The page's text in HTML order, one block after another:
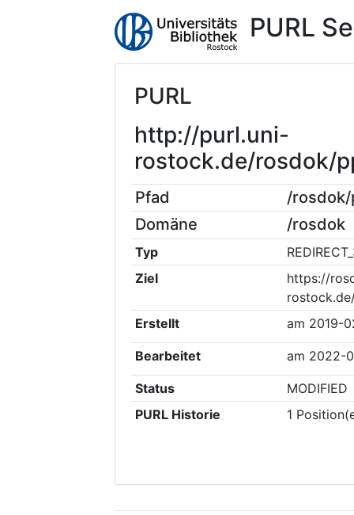
PURL
PURL
http://purl.uni-
rostock.de/rosdok/
Pfad
/rosdok/
Domäne
/rosdok
Typ
Ziel
https://
Erstellt
am 2019-
Bearbeitet am 2022-
Status
MODIFIED
PURL Historie
1